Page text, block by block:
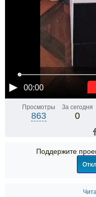
00:00
Просмотры
863
За сегодня
0
Поддержите